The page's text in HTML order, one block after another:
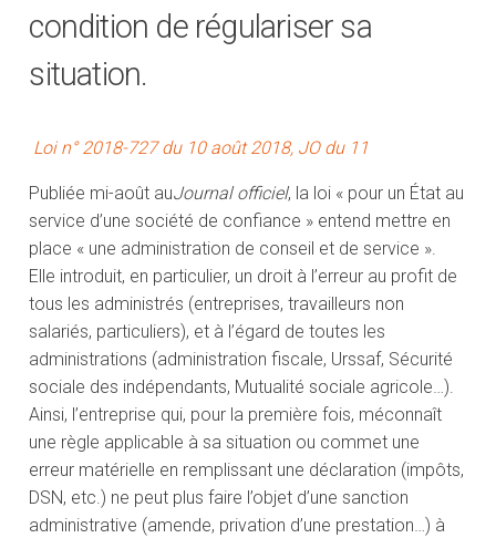
condition de régulariser sa
situation.
Loi n° 2018-727 du 10 août 2018, JO du 11
Publiée mi-août auJournal officiel, la loi « pour un État au
service d’une société de confiance » entend mettre en
place « une administration de conseil et de service ».
Elle introduit, en particulier, un droit à l’erreur au profit de
tous les administrés (entreprises, travailleurs non
salariés, particuliers), et à l’égard de toutes les
administrations (administration fiscale, Urssaf, Sécurité
sociale des indépendants, Mutualité sociale agricole…).
Ainsi, l’entreprise qui, pour la première fois, méconnaît
une règle applicable à sa situation ou commet une
erreur matérielle en remplissant une déclaration (impôts,
DSN, etc.) ne peut plus faire l’objet d’une sanction
administrative (amende, privation d’une prestation…) à